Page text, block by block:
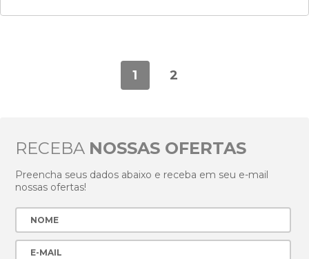
1 2
RECEBA NOSSAS OFERTAS
Preencha seus dados abaixo e receba em seu e-mail
nossas ofertas!